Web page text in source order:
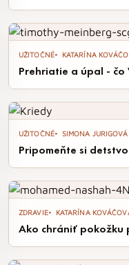
UŽITOČNÉ KATARÍNA
Prehriatie a úpal - čo
UŽITOČNÉ SIMONA JURIGOVÁ
Pripomeňte si
ZDRAVIE KATARÍNA
Ako chrániť pokožku